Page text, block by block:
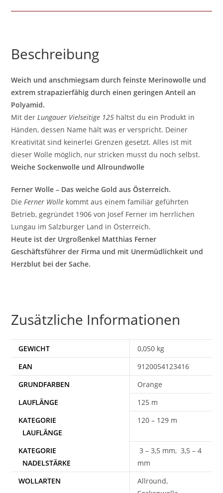
Beschreibung
Weich und anschmiegsam durch feinste Merinowolle und
extrem strapazierfähig durch einen geringen Anteil an
Polyamid.
Mit derLungauer Vielseitige 125 hältst du ein Produkt in
Händen, dessen Name hält was er verspricht. Deiner
Kreativität sind keinerlei Grenzen gesetzt. Alles ist mit
dieser Wolle möglich, nur stricken musst du noch selbst.
Weiche Sockenwolle und Allroundwolle
Ferner Wolle – Das weiche Gold aus Österreich.
DieFerner Wolle kommt aus einem familiär geführten
Betrieb, gegründet 1906 von Josef Ferner im herrlichen
Lungau im Salzburger Land in Österreich.
Heute ist der Urgroßenkel Matthias Ferner
Geschäftsführer der Firma und mit Unermüdlichkeit und
Herzblut bei der Sache.
Zusätzliche Informationen
GEWICHT
0,050 kg
EAN
9120054123416
Orange
125 m
120 – 129 m
3 – 3,5 mm, 3,5 – 4
mm
WOLLARTEN
Allround,